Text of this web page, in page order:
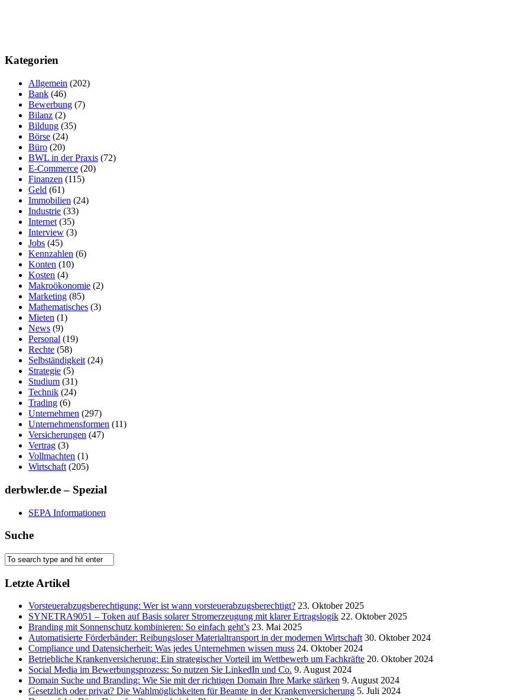
Kategorien
Allgemein (202)
Bank (46)
Bewerbung (7)
Bilanz (2)
Bildung (35)
Börse (24)
Büro (20)
BWL in der Praxis (72)
E-Commerce (20)
Finanzen (115)
Geld (61)
Immobilien (24)
Industrie (33)
Internet (35)
Interview (3)
Jobs (45)
Kennzahlen (6)
Konten (10)
Kosten (4)
Makroökonomie (2)
Marketing (85)
Mathematisches (3)
Mieten (1)
News (9)
Personal (19)
Rechte (58)
Selbständigkeit (24)
Strategie (5)
Studium (31)
Technik (24)
Trading (6)
Unternehmen (297)
Unternehmensformen (11)
Versicherungen (47)
Vertrag (3)
Vollmachten (1)
Wirtschaft (205)
derbwler.de – Spezial
SEPA Informationen
Suche
Letzte Artikel
Vorsteuerabzugsberechtigung: Wer ist wann vorsteuerabzugsberechtigt? 23. Oktober 2025
SYNETRA9051 – Token auf Basis solarer Stromerzeugung mit klarer Ertragslogik 22. Oktober 2025
Branding mit Sonnenschutz kombinieren: So einfach geht’s 23. Mai 2025
Automatisierte Förderbänder: Reibungsloser Materialtransport in der modernen Wirtschaft 30. Oktober 2024
Compliance und Datensicherheit: Was jedes Unternehmen wissen muss 24. Oktober 2024
Betriebliche Krankenversicherung: Ein strategischer Vorteil im Wettbewerb um Fachkräfte 20. Oktober 2024
Social Media im Bewerbungsprozess: So nutzen Sie LinkedIn und Co. 9. August 2024
Domain Suche und Branding: Wie Sie mit der richtigen Domain Ihre Marke stärken 9. August 2024
Gesetzlich oder privat? Die Wahlmöglichkeiten für Beamte in der Krankenversicherung 5. Juli 2024